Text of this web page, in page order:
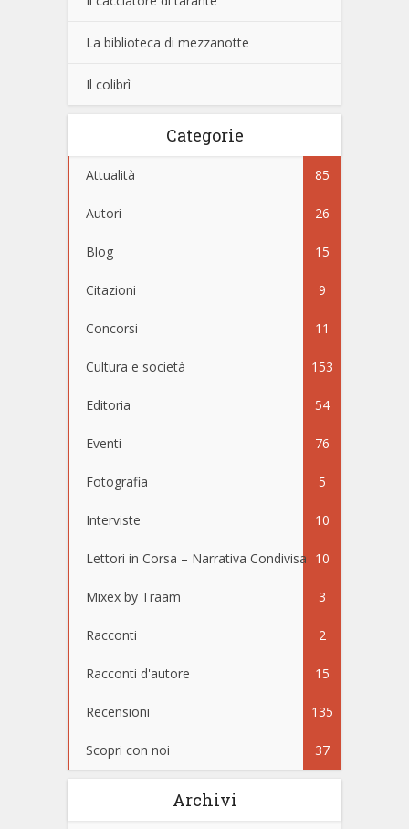
La biblioteca di mezzanotte
Il colibrì
Categorie
Attualità 85
Autori 26
Blog 15
Citazioni 9
Concorsi 11
Cultura e società 153
Editoria 54
Eventi 76
Fotografia 5
Interviste 10
Lettori in Corsa – Narrativa Condivisa 10
Mixex by Traam 3
Racconti 2
Racconti d'autore 15
Recensioni 135
Scopri con noi 37
Archivi